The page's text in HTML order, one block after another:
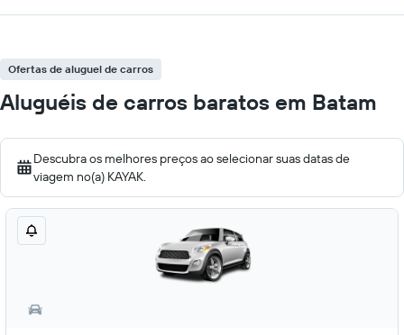
Ofertas de aluguel de carros
Aluguéis de carros baratos em Batam
Descubra os melhores preços ao selecionar suas datas de
viagem no(a) KAYAK.